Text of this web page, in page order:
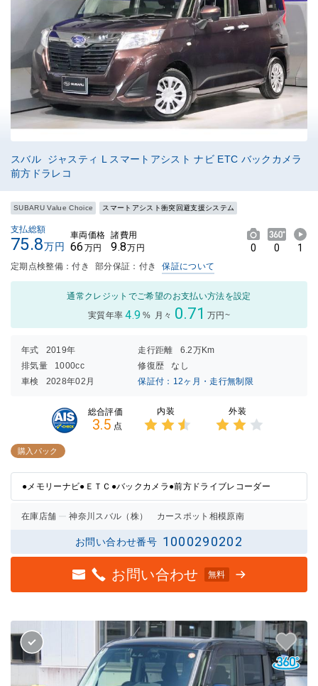
スバル ジャスティ L スマートアシスト ナビ ETC バックカメラ
前方ドラレコ
SUBARU Value Choice スマートアシスト衝突回避支援システム
支払総額
75.8万円
車両価格
66 万円
諸費用
9.8万円 0 0 1
定期点検整備：付き 部分保証：付き 保証について
通常クレジットでご希望のお支払い方法を設定
実質年率 4.9 % 月々 0.71 万円~
年式 2019年 走行距離
6.2万Km
排気量
1000cc 修復歴
なし
車検
2028年02月 保証付：12ヶ月・走行無制限
総合評価
3.5 点
内装 外装
購入パック
●メモリーナビ●ＥＴＣ●バックカメラ●前方ドライブレコーダー
在庫店舗 神奈川スバル（株） カースポット相模原南
お問い合わせ番号 1000290202
お問い合わせ 無料